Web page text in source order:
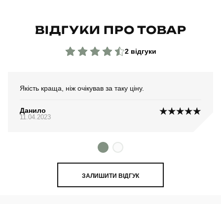
ВІДГУКИ ПРО ТОВАР
2 відгуки
Якість краща, ніж очікував за таку ціну.
Данило
11.04.2023
ЗАЛИШИТИ ВІДГУК